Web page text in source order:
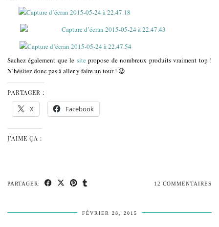
Sachez également que le sitepropose de nombreux produits vraiment top !
N’hésitez donc pas à aller y faire un tour ! 😉
PARTAGER :
X Facebook
J’AIME ÇA :
PARTAGER: 12 COMMENTAIRES
FÉVRIER 28, 2015